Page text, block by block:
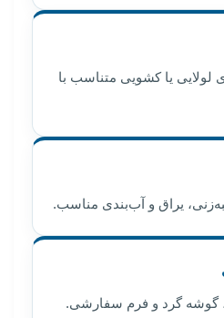
لولایی یا کشویی متناسب با
یراق و آب‌بندی مناسب.
گوشه گرد و فرم سفارشی.